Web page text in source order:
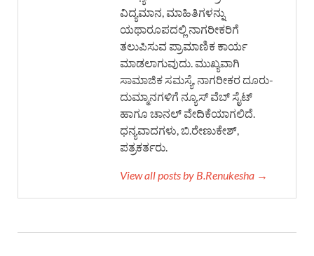
ವಿದ್ಯಮಾನ, ಮಾಹಿತಿಗಳನ್ನು
ಯಥಾರೂಪದಲ್ಲಿ ನಾಗರೀಕರಿಗೆ
ತಲುಪಿಸುವ ಪ್ರಾಮಾಣಿಕ ಕಾರ್ಯ
ಮಾಡಲಾಗುವುದು. ಮುಖ್ಯವಾಗಿ
ಸಾಮಾಜಿಕ ಸಮಸ್ಯೆ, ನಾಗರೀಕರ ದೂರು-
ದುಮ್ಮಾನಗಳಿಗೆ ನ್ಯೂಸ್ ವೆಬ್ ಸೈಟ್
ಹಾಗೂ ಚಾನಲ್ ವೇದಿಕೆಯಾಗಲಿದೆ.
ಧನ್ಯವಾದಗಳು, ಬಿ.ರೇಣುಕೇಶ್,
ಪತ್ರಕರ್ತರು.
View all posts by B.Renukesha →